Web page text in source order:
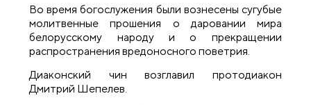
Во время богослужения были вознесены сугубые
молитвенные прошения о даровании мира
белорусскому народу и о прекращении
распространения вредоносного поветрия.
Диаконский чин возглавил протодиакон
Дмитрий Шепелев.